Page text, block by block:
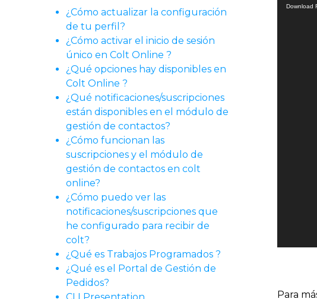
¿Cómo actualizar la configuración
de tu perfil?
¿Cómo activar el inicio de sesión
único en Colt Online ?
¿Qué opciones hay disponibles en
Colt Online ?
¿Qué notificaciones/suscripciones
están disponibles en el módulo de
gestión de contactos?
¿Cómo funcionan las
suscripciones y el módulo de
gestión de contactos en colt
online?
¿Cómo puedo ver las
notificaciones/suscripciones que
he configurado para recibir de
colt?
¿Qué es Trabajos Programados ?
¿Qué es el Portal de Gestión de
Pedidos?
Player
Download
Para